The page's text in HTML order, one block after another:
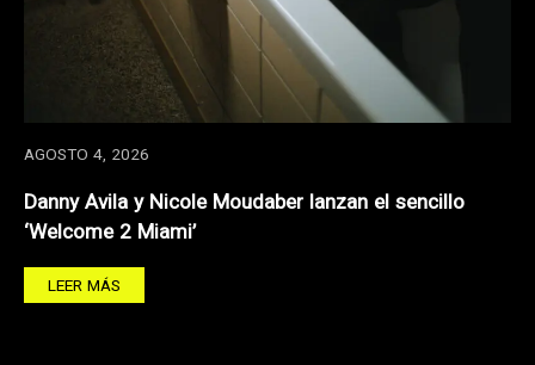
AGOSTO 4, 2026
Danny Avila y Nicole Moudaber lanzan el sencillo
‘Welcome 2 Miami’
LEER MÁS